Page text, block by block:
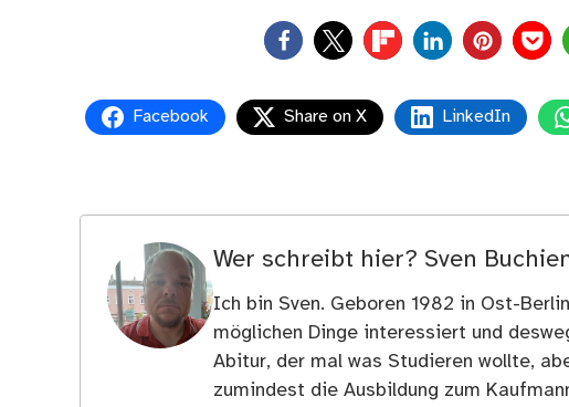
0
Facebook Share on X LinkedIn
Wer schreibt hier? Sven
Ich bin Sven. Geboren 1982 in Ost-
möglichen Dinge interessiert und
Abitur, der mal was Studieren wollte,
zumindest die Ausbildung zum